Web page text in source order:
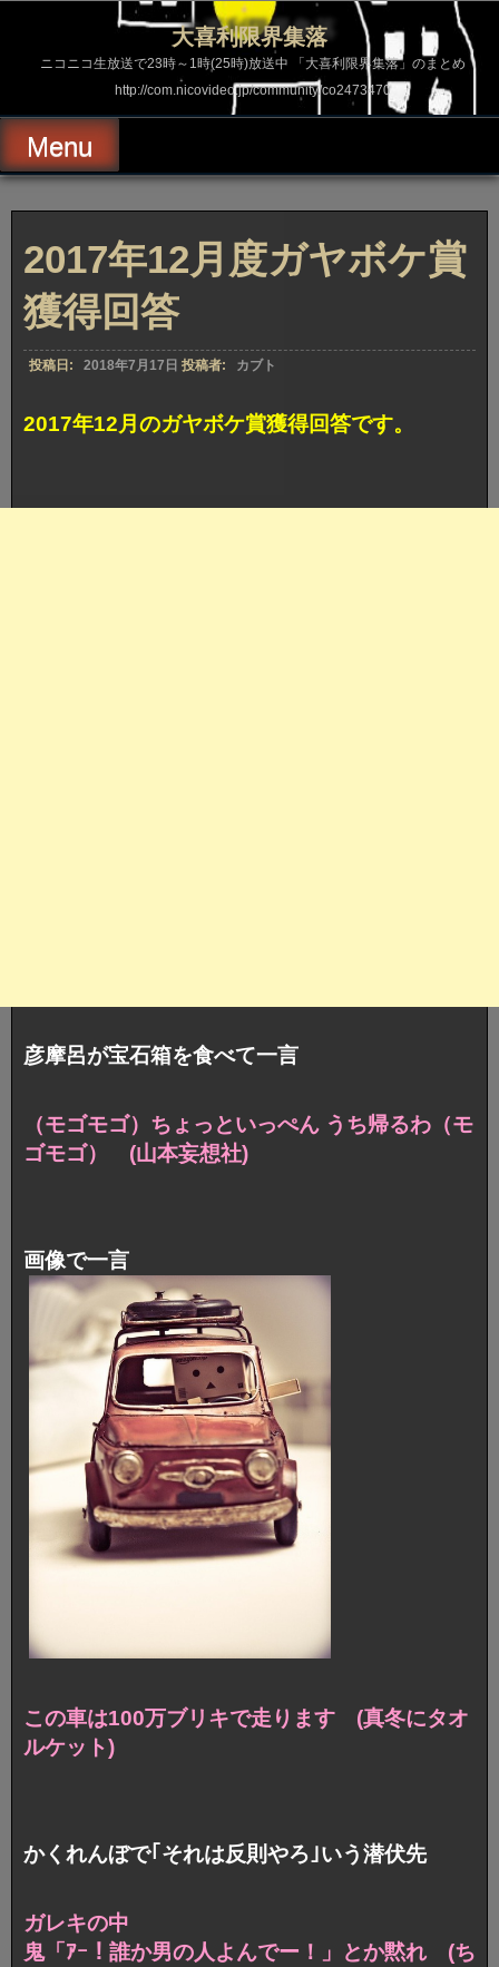
ス
ッ
プ
大喜利限界集落
ニコニコ生放送で23時～1時(25時)放送中 「大喜利限界集落」のまとめ
http://com.nicovideo.jp/community/co2473470
Menu
2017年12月度ガヤボケ賞
獲得回答
投稿日: 2018年7月17日 投稿者: カブト
2017年12月のガヤボケ賞獲得回答です。
彦摩呂が宝石箱を食べて一言
（モゴモゴ）ちょっといっぺん うち帰るわ（モ
ゴモゴ） (山本妄想社)
画像で一言
この車は100万ブリキで走ります (真冬にタオ
ルケット)
かくれんぼで｢それは反則やろ｣いう潜伏先
ガレキの中
鬼「ｱｰ！誰か男の人よんでー！」とか黙れ (ち